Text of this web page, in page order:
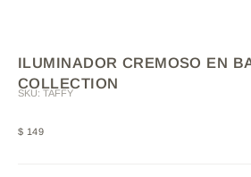
ILUMINADOR CREMOSO EN
COLLECTION
SKU: TAFFY
Precio de oferta
$ 149